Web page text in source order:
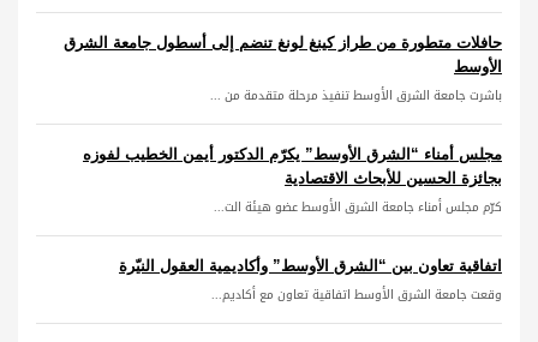
حافلات متطورة من طراز كينغ لونغ تنضم إلى أسطول جامعة الشرق
الأوسط
باشرت جامعة الشرق الأوسط تنفيذ مرحلة متقدمة من ...
مجلس أمناء “الشرق الأوسط” يكرّم الدكتور أيمن الخطيب لفوزه
بجائزة الحسين للأبحاث الاقتصادية
كرّم مجلس أمناء جامعة الشرق الأوسط عضو هيئة الت...
اتفاقية تعاون بين “الشرق الأوسط” وأكاديمية العقول النيّرة
وقعت جامعة الشرق الأوسط اتفاقية تعاون مع أكاديم...